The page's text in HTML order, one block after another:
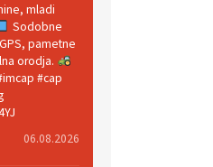
mladi
Sodobne
pametne
orodja.
#cap
06.08.2026